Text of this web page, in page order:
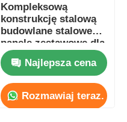
Kompleksową
konstrukcję stalową
budowlane stalowe
panele zestawowe dla
obiektów
przemysłowych
Najlepsza cena
Rozmawiaj teraz.